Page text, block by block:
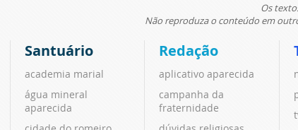
Os
Não reproduza o conteúdo em
Santuário
academia marial
água mineral
aparecida
Redação
aplicativo aparecida
campanha da
fraternidade